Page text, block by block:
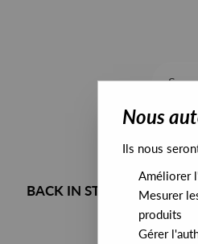
BACK IN STOCK ALL
Nous
Ils nous
Améliorer
Mesurer
produits
Gérer